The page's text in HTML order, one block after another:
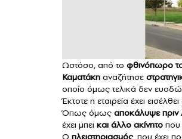
Ωστόσο, από το φθινόπωρο
Καματάκη αναζήτησε
οποίο όμως τελικά δεν
Έκτοτε η εταιρεία έχει
Όπως όμως αποκάλυψε πριν
έχει μπει και άλλο ακίνητο που